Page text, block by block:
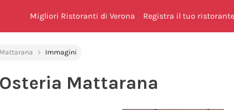
Migliori Ristoranti di Verona Registra il tuo ristorante
Immagini
Mattarana